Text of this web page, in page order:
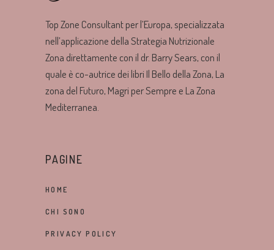
Top Zone Consultant per l’Europa, specializzata
nell’applicazione della Strategia Nutrizionale
Zona direttamente con il dr. Barry Sears, con il
quale è co-autrice dei libri Il Bello della Zona, La
zona del Futuro, Magri per Sempre e La Zona
Mediterranea.
PAGINE
HOME
CHI SONO
PRIVACY POLICY